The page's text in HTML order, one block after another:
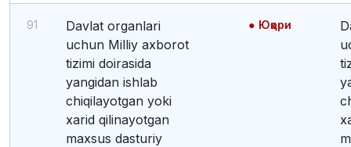
91
Davlat organlari
uchun Milliy axborot
tizimi doirasida
yangidan ishlab
chiqilayotgan yoki
xarid qilinayotgan
maxsus dasturiy
Юқори
Davlat organlari